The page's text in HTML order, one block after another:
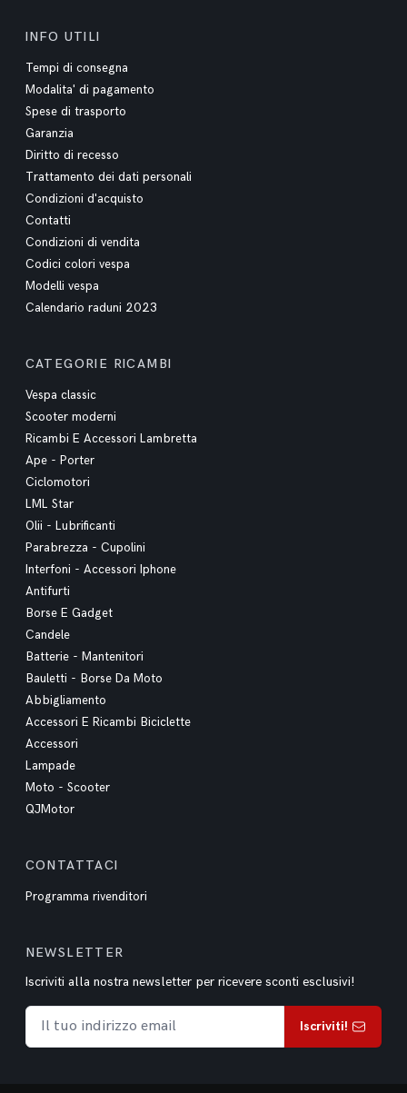
INFO UTILI
Tempi di consegna
Modalita' di pagamento
Spese di trasporto
Garanzia
Diritto di recesso
Trattamento dei dati personali
Condizioni d'acquisto
Contatti
Condizioni di vendita
Codici colori vespa
Modelli vespa
Calendario raduni 2023
CATEGORIE RICAMBI
Vespa classic
Scooter moderni
Ricambi E Accessori Lambretta
Ape - Porter
Ciclomotori
LML Star
Olii - Lubrificanti
Parabrezza - Cupolini
Interfoni - Accessori Iphone
Antifurti
Borse E Gadget
Candele
Batterie - Mantenitori
Bauletti - Borse Da Moto
Abbigliamento
Accessori E Ricambi Biciclette
Accessori
Lampade
Moto - Scooter
QJMotor
CONTATTACI
Programma rivenditori
NEWSLETTER
Iscriviti alla nostra newsletter per ricevere sconti esclusivi!
Iscriviti!